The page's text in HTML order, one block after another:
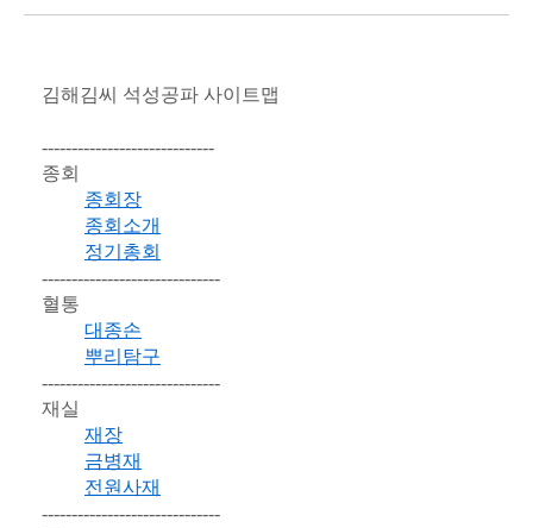
김해김씨 석성공파 사이트맵
-----------------------------
종회
종회장
종회소개
정기총회
------------------------------
혈통
대종손
뿌리탐구
------------------------------
재실
재장
금병재
전원사재
------------------------------